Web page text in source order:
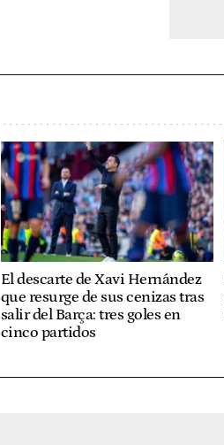
El descarte de Xavi Hernández
que resurge de sus cenizas tras
salir del Barça: tres goles en
cinco partidos